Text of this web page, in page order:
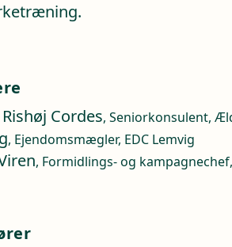
Cordes, Seniorkonsulent,
, Ejendomsmægler, EDC Lemvig
, Formidlings- og